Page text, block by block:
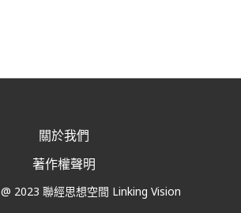
關於我們
著作權聲明
@ 2023 聯經思想空間 Linking Vision